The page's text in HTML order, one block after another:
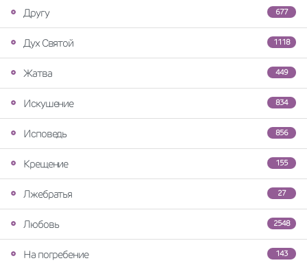
677
Другу
1118
Дух Святой
449
Жатва
834
Искушение
856
Исповедь
155
Крещение
27
Лжебратья
2548
Любовь
143
На погребение